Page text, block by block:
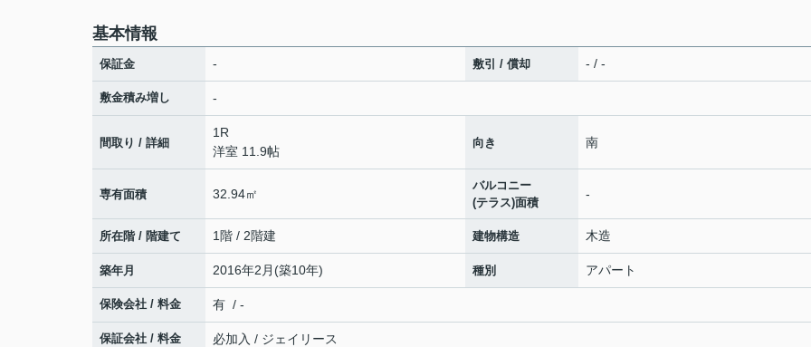
基本情報
保証金 - 敷引 / 償却 - / -
敷金積み増し -
間取り / 詳細
1R
洋室 11.9帖
向き 南
専有面積 32.94㎡
バルコニー
(テラス)面積
-
所在階 / 階建て 1階 / 2階建 建物構造 木造
築年月 2016年2月(築10年) 種別 アパート
保険会社 / 料金 有 / -
保証会社 / 料金
必加入 / ジェイリース